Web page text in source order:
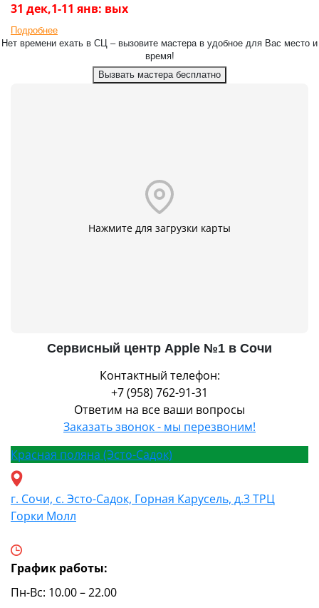
31 дек,1-11 янв: вых
Подробнее
Нет времени ехать в СЦ – вызовите мастера в удобное для Вас место и
время!
Вызвать мастера бесплатно
Нажмите для загрузки карты
Сервисный центр Apple №1 в Сочи
Контактный телефон:
+7 (958) 762-91-31
Ответим на все ваши вопросы
Заказать звонок - мы перезвоним!
Красная поляна (Эсто-Садок)
г. Сочи, с. Эсто-Садок, Горная Карусель, д.3 ТРЦ
Горки Молл
График работы:
Пн-Вс: 10.00 – 22.00